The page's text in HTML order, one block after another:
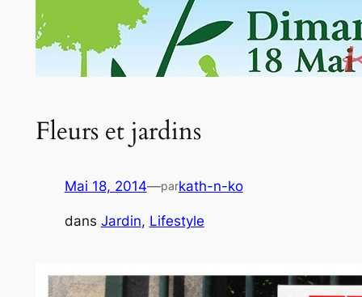
Fleurs et jardins
Mai 18, 2014—parkath-n-ko
dans Jardin, Lifestyle